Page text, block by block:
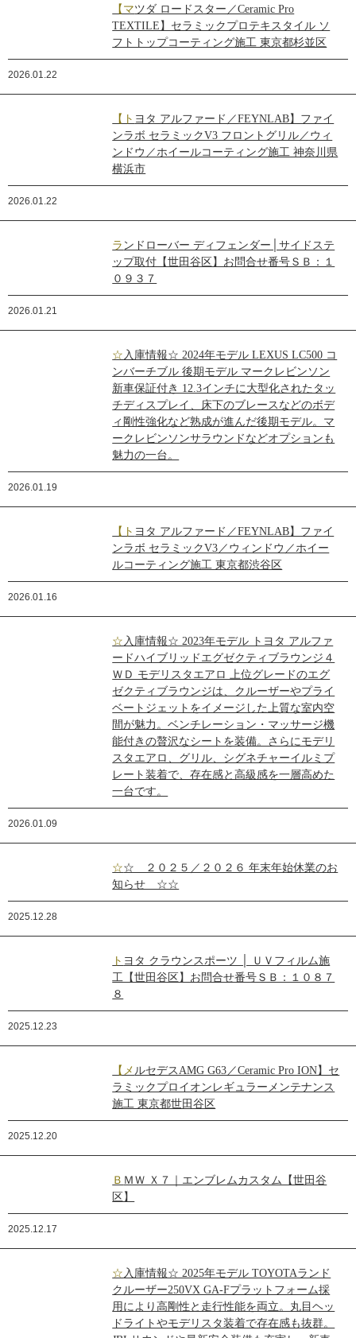
【マツダ ロードスター／Ceramic Pro
TEXTILE】セラミックプロテキスタイル ソ
フトトップコーティング施工 東京都杉並区
2026.01.22
【トヨタ アルファード／FEYNLAB】ファイ
ンラボ セラミックV3 フロントグリル／ウィ
ンドウ／ホイールコーティング施工 神奈川県
横浜市
2026.01.22
ランドローバー ディフェンダー│サイドステ
ップ取付【世田谷区】お問合せ番号ＳＢ：１
０９３７
2026.01.21
☆入庫情報☆ 2024年モデル LEXUS LC500 コ
ンバーチブル 後期モデル マークレビンソン
新車保証付き 12.3インチに大型化されたタッ
チディスプレイ、床下のブレースなどのボデ
ィ剛性強化など熟成が進んだ後期モデル。マ
ークレビンソンサラウンドなどオプションも
魅力の一台。
2026.01.19
【トヨタ アルファード／FEYNLAB】ファイ
ンラボ セラミックV3／ウィンドウ／ホイー
ルコーティング施工 東京都渋谷区
2026.01.16
☆入庫情報☆ 2023年モデル トヨタ アルファ
ードハイブリッドエグゼクティブラウンジ４
ＷＤ モデリスタエアロ 上位グレードのエグ
ゼクティブラウンジは、クルーザーやプライ
ベートジェットをイメージした上質な室内空
間が魅力。ベンチレーション・マッサージ機
能付きの贅沢なシートを装備。さらにモデリ
スタエアロ、グリル、シグネチャーイルミプ
レート装着で、存在感と高級感を一層高めた
一台です。
2026.01.09
☆☆ ２０２５／２０２６ 年末年始休業のお
知らせ ☆☆
2025.12.28
トヨタ クラウンスポーツ │ ＵＶフィルム施
工【世田谷区】お問合せ番号ＳＢ：１０８７
８
2025.12.23
【メルセデスAMG G63／Ceramic Pro ION】セ
ラミックプロイオンレギュラーメンテナンス
施工 東京都世田谷区
2025.12.20
ＢＭＷ Ｘ７｜エンブレムカスタム【世田谷
区】
2025.12.17
☆入庫情報☆ 2025年モデル TOYOTAランド
クルーザー250VX GA-Fプラットフォーム採
用により高剛性と走行性能を両立。丸目ヘッ
ドライトやモデリスタ装着で存在感も抜群。